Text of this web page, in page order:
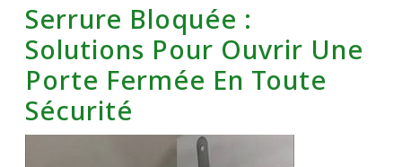
Serrure Bloquée :
Solutions Pour Ouvrir Une
Porte Fermée En Toute
Sécurité